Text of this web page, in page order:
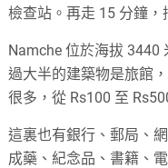
檢查站。再走 15 分鐘，
Namche 位於海拔 3440
過大半的建築物是旅館
很多，從 Rs100 至
這裏也有銀行、郵局、
成藥、紀念品、書籍、